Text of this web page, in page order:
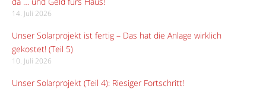
14. Juli 2026
Unser Solarprojekt ist fertig – Das hat die Anlage wirklich
gekostet! (Teil 5)
10. Juli 2026
Unser Solarprojekt (Teil 4): Riesiger Fortschritt!